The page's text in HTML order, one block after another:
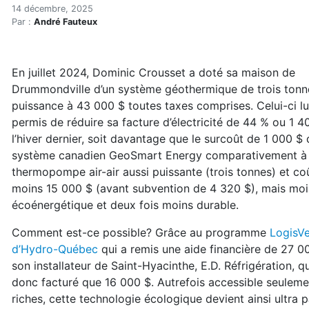
Accueil
Articles
Géothermie : grâce à Hydro, la rentabilité est presque
Géothermie : grâce à
14 décembre, 2025
Par : André Fauteux
En juillet 2024, Dominic Crousset a doté sa maison de
Drummondville d’un système géothermique de trois
puissance à 43 000 $ toutes taxes comprises. Celui-ci
permis de réduire sa facture d’électricité de 44 % ou 1
l’hiver dernier, soit davantage que le surcoût de 1 000 $
système canadien GeoSmart Energy comparativement à
thermopompe air-air aussi puissante (trois tonnes) et
moins 15 000 $ (avant subvention de 4 320 $), mais
écoénergétique et deux fois moins durable.
Comment est-ce possible? Grâce au programme
d’Hydro-Québec qui a remis une aide financière de 27
son installateur de Saint-Hyacinthe, E.D. Réfrigération,
donc facturé que 16 000 $. Autrefois accessible
riches, cette technologie écologique devient ainsi ultra